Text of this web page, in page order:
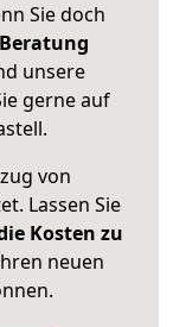
Sie doch
unsere
gerne auf
von
Lassen Sie
Kosten zu
neuen